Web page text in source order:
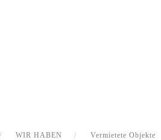
WIR HABEN Vermietete Objekte